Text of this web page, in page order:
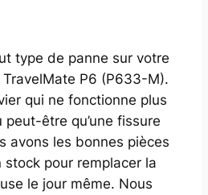
type de panne sur votre
P6 (P633-M).
qui ne fonctionne plus
être qu’une fissure
avons les bonnes pièces
stock pour remplacer la
le jour même. Nous